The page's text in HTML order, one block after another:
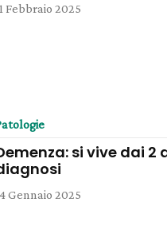
Febbraio 2025
si vive dai 2
Gennaio 2025